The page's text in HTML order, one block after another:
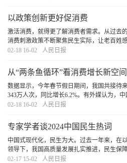
以政策创新更好促消费
激活消费，就得更了解消费者需求。从过去
消费刺激政策不断聚焦民生实际，让老百姓
普及广、单价高、更新快，是信息时代家家
02-18 16-02 人民日报
从“两条鱼循环”看消费增长新空间
数据显示，今年春节假日期间，我国共接待
343万人次，同比增长6.2%。有外媒认为，
荣的标志性开端。一个更开放的中国张开双
02-18 16-02 人民日报
专家学者谈2024中国民生热词
中国式现代化，民生为大。过去一年来，在
领导下，我国高质量发展扎实推进，民生保
展中保障和改善民生的生动实践，诸多热词
02-17 15-02 人民日报